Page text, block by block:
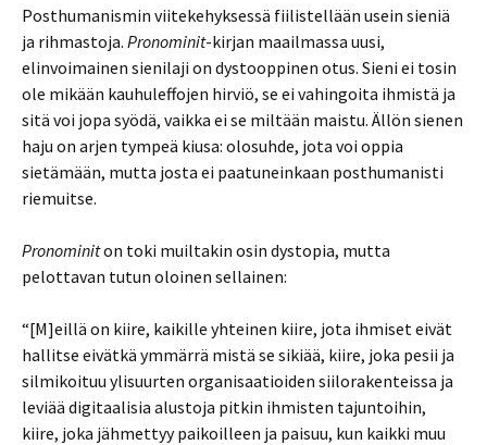
Posthumanismin viitekehyksessä fiilistellään usein sieniä
ja rihmastoja. Pronominit-kirjan maailmassa uusi,
elinvoimainen sienilaji on dystooppinen otus. Sieni ei tosin
ole mikään kauhuleffojen hirviö, se ei vahingoita ihmistä ja
sitä voi jopa syödä, vaikka ei se miltään maistu. Ällön sienen
haju on arjen tympeä kiusa: olosuhde, jota voi oppia
sietämään, mutta josta ei paatuneinkaan posthumanisti
riemuitse.
Pronominiton toki muiltakin osin dystopia, mutta
pelottavan tutun oloinen sellainen:
“[M]eillä on kiire, kaikille yhteinen kiire, jota ihmiset eivät
hallitse eivätkä ymmärrä mistä se sikiää, kiire, joka pesii ja
silmikoituu ylisuurten organisaatioiden siilorakenteissa ja
leviää digitaalisia alustoja pitkin ihmisten tajuntoihin,
kiire, joka jähmettyy paikoilleen ja paisuu, kun kaikki muu